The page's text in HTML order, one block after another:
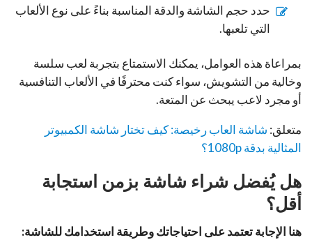
حدد حجم الشاشة والدقة المناسبة بناءً على نوع الألعاب
التي تلعبها.
بمراعاة هذه العوامل، يمكنك الاستمتاع بتجربة لعب سلسة
وخالية من التشويش، سواء كنت محترفًا في الألعاب التنافسية
أو مجرد لاعب يبحث عن المتعة.
متعلق: شاشة العاب رخيصة: كيف تختار شاشة الكمبيوتر
المثالية بدقة 1080p؟
هل يُفضل شراء شاشة بزمن استجابة
أقل؟
هنا الإجابة تعتمد على احتياجاتك وطريقة استخدامك للشاشة: